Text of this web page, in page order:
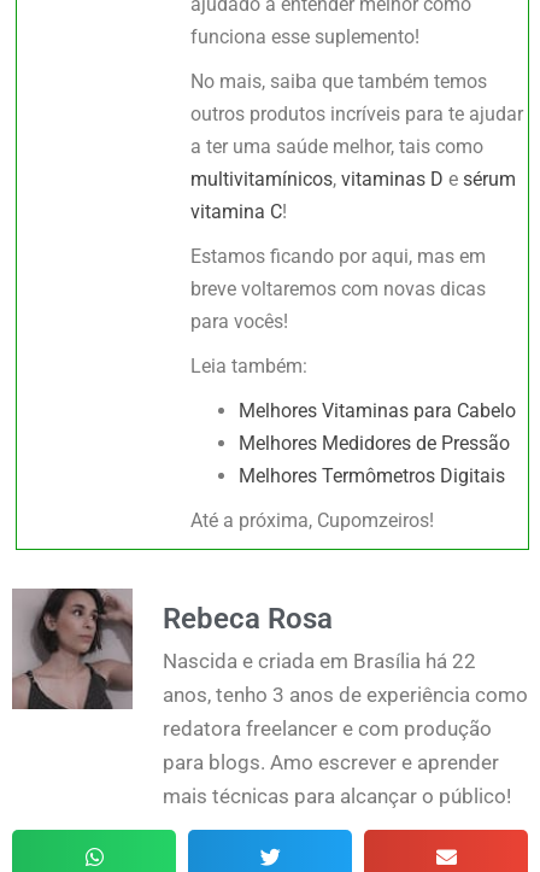
funciona esse suplemento!
No mais, saiba que também temos
outros produtos incríveis para te ajudar
a ter uma saúde melhor, tais como
multivitamínicos,vitaminas D esérum
vitamina C!
Estamos ficando por aqui, mas em
breve voltaremos com novas dicas
para vocês!
Leia também:
Melhores Vitaminas para Cabelo
Melhores Medidores de Pressão
Melhores Termômetros Digitais
Até a próxima, Cupomzeiros!
Rebeca Rosa
Nascida e criada em Brasília há 22
anos, tenho 3 anos de experiência como
redatora freelancer e com produção
para blogs. Amo escrever e aprender
mais técnicas para alcançar o público!